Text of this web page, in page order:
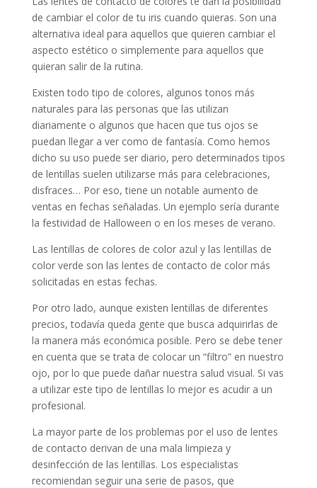
de cambiar el color de tu iris cuando quieras. Son una
alternativa ideal para aquellos que quieren cambiar el
aspecto estético o simplemente para aquellos que
quieran salir de la rutina.
Existen todo tipo de colores, algunos tonos más
naturales para las personas que las utilizan
diariamente o algunos que hacen que tus ojos se
puedan llegar a ver como de fantasía. Como hemos
dicho su uso puede ser diario, pero determinados tipos
de lentillas suelen utilizarse más para celebraciones,
disfraces… Por eso, tiene un notable aumento de
ventas en fechas señaladas. Un ejemplo sería durante
la festividad de Halloween o en los meses de verano.
Las lentillas de colores de color azul y las lentillas de
color verde son las lentes de contacto de color más
solicitadas en estas fechas.
Por otro lado, aunque existen lentillas de diferentes
precios, todavía queda gente que busca adquirirlas de
la manera más económica posible. Pero se debe tener
en cuenta que se trata de colocar un “filtro” en nuestro
ojo, por lo que puede dañar nuestra salud visual. Si vas
a utilizar este tipo de lentillas lo mejor es acudir a un
profesional.
La mayor parte de los problemas por el uso de lentes
de contacto derivan de una mala limpieza y
desinfección de las lentillas. Los especialistas
recomiendan seguir una serie de pasos, que